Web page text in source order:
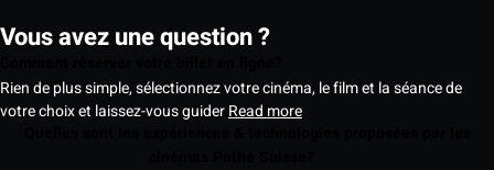
Vous avez une question ?
Rien de plus simple, sélectionnez votre cinéma, le film et la séance de
votre choix et laissez-vous guiderRead more